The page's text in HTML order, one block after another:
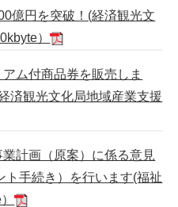
億円を突破！(経済観光文
）
ム付商品券を販売しま
済観光文化局地域産業支援
計画（原案）に係る意見
ト手続き）を行います(福祉